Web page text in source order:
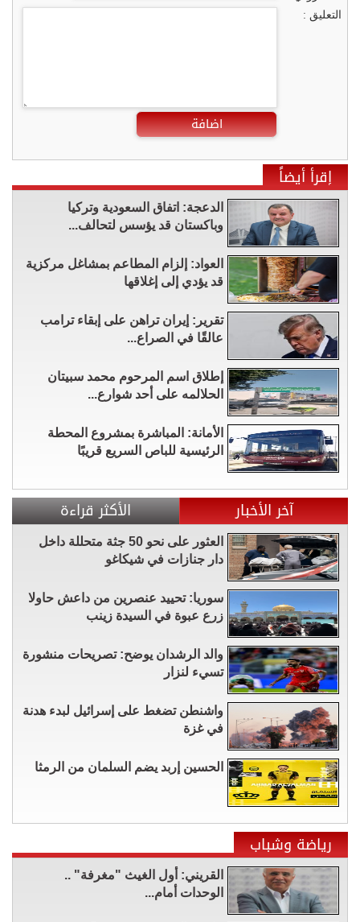
التعليق :
اضافة
إقرأ أيضاً
الدعجة: اتفاق السعودية وتركيا
وباكستان قد يؤسس لتحالف...
العواد: إلزام المطاعم بمشاغل مركزية
قد يؤدي إلى إغلاقها
تقرير: إيران تراهن على إبقاء ترامب
عالقًا في الصراع...
إطلاق اسم المرحوم محمد سبيتان
الحلالمه على أحد شوارع...
الأمانة: المباشرة بمشروع المحطة
الرئيسية للباص السريع قريبًا
آخر الأخبار الأكثر قراءة
العثور على نحو 50 جثة متحللة داخل
دار جنازات في شيكاغو
سوريا: تحييد عنصرين من داعش حاولا
زرع عبوة في السيدة زينب
والد الرشدان يوضح: تصريحات منشورة
تسيء لنزار
واشنطن تضغط على إسرائيل لبدء هدنة
في غزة
الحسين إربد يضم السلمان من الرمثا
رياضة وشباب
القريني: أول الغيث "مغرفة" ..
الوحدات أمام...